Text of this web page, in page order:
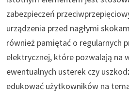
zabezpieczeń
urządzenia przed nagłymi
również pamiętać o regularnych
elektrycznej, które pozwalają na
ewentualnych usterek czy
edukować użytkowników na